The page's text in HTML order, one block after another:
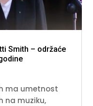
Smith – održaće
ma umetnost
na muziku,